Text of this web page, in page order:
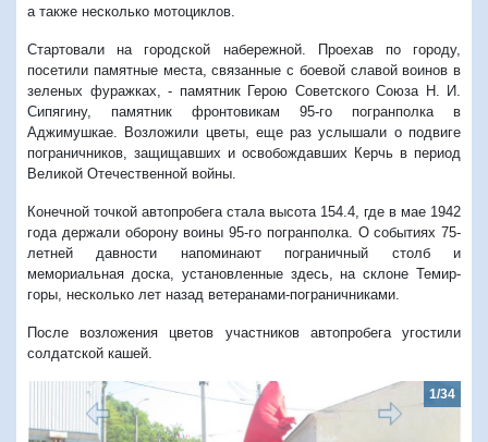
а также несколько мотоциклов.
Стартовали на городской набережной. Проехав по городу,
посетили памятные места, связанные с боевой славой воинов в
зеленых фуражках, - памятник Герою Советского Союза Н. И.
Сипягину, памятник фронтовикам 95-го погранполка в
Аджимушкае. Возложили цветы, еще раз услышали о подвиге
пограничников, защищавших и освобождавших Керчь в период
Великой Отечественной войны.
Конечной точкой автопробега стала высота 154.4, где в мае 1942
года держали оборону воины 95-го погранполка. О событиях 75-
летней давности напоминают пограничный столб и
мемориальная доска, установленные здесь, на склоне Темир-
горы, несколько лет назад ветеранами-пограничниками.
После возложения цветов участников автопробега угостили
солдатской кашей.
1/34